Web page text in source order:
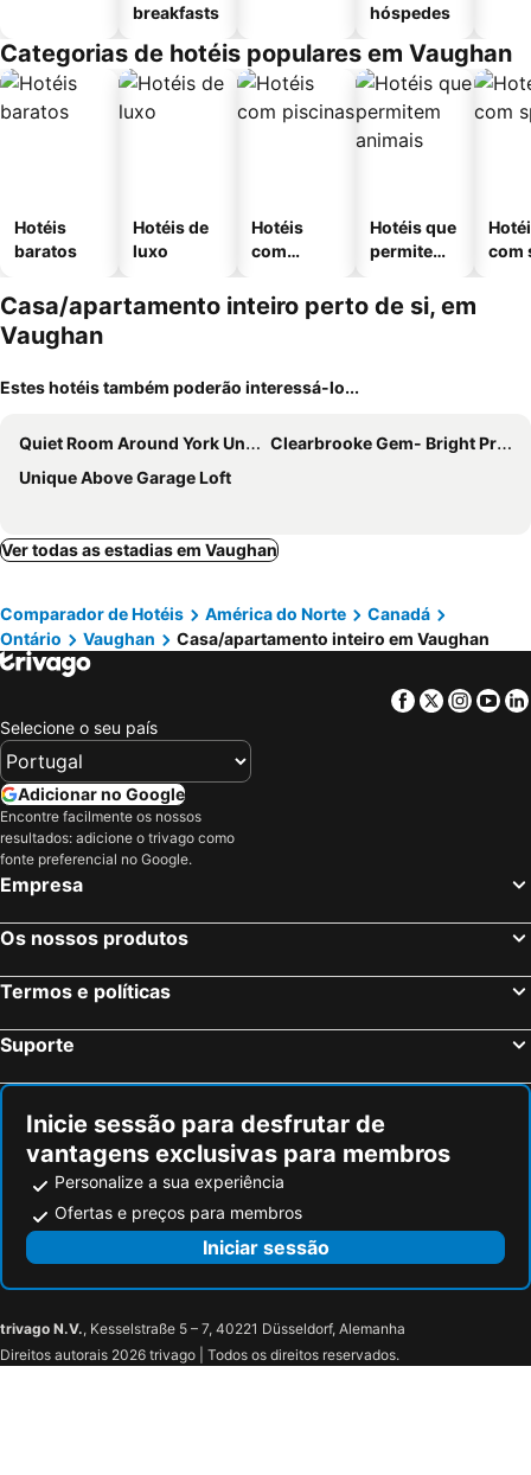
breakfasts
hóspedes
Categorias de hotéis populares em Vaughan
Hotéis
baratos
Hotéis de
luxo
Hotéis
com
Hotéis que
permitem
com
Casa/apartamento inteiro perto de si, em
Vaughan
Estes hotéis também poderão interessá-lo...
Quiet Room Around York University Subway
Clearbrooke Gem- Bright Private Bedroom close to YYZ
Unique Above Garage Loft
Ver todas as estadias em Vaughan
Comparador de Hotéis América do Norte
Canadá
Ontário
Vaughan Casa/apartamento inteiro em Vaughan
Facebook
Twitter
Selecione o seu país
Adicionar no Google
Encontre facilmente os nossos
resultados: adicione o trivago como
fonte preferencial no Google.
Empresa
Os nossos produtos
Termos e políticas
Suporte
Inicie sessão para desfrutar de
vantagens exclusivas para membros
Personalize a sua experiência
Ofertas e preços para membros
Iniciar sessão
trivago N.V., Kesselstraße 5 – 7, 40221 Düsseldorf, Alemanha
Direitos autorais 2026 trivago | Todos os direitos reservados.